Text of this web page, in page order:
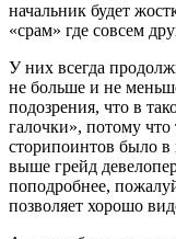
начальник будет
«срам» где совсем
У них всегда
не больше и не
подозрения, что в
галочки», потому
сторипоинтов было в
выше грейд
поподробнее,
позволяет хорошо